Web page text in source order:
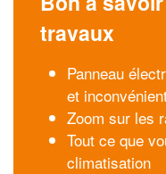
travaux
Panneau
et
Zoom sur les
Tout ce que
climatisation